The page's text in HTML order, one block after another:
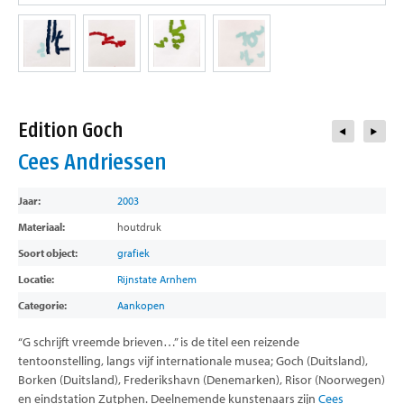
contact
Edition Goch
Cees Andriessen
Jaar:
2003
Materiaal:
houtdruk
Soort object:
grafiek
Locatie:
Rijnstate Arnhem
Categorie:
Aankopen
“G schrijft vreemde brieven…” is de titel een reizende
tentoonstelling, langs vijf internationale musea; Goch (Duitsland),
Borken (Duitsland), Frederikshavn (Denemarken), Risor (Noorwegen)
en eindstation Zutphen. Deelnemende kunstenaars zijn Cees